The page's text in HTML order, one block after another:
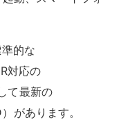
ル
）